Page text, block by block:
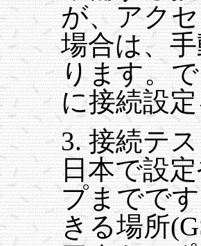
が、アク
場合は、
ります。
に接続設
3. 接続テ
日本で設
プまでで
きる場所